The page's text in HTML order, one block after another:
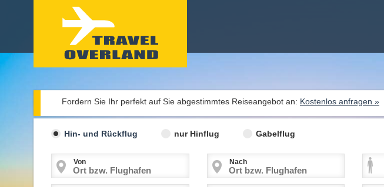
Fordern Sie Ihr perfekt auf Sie abgestimmtes Reiseangebot an: Kostenlos anfragen »
Hin- und Rückflug nur Hinflug Gabelflug
Von Nach